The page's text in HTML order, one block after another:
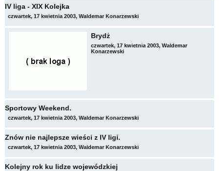
IV liga - XIX Kolejka
czwartek, 17 kwietnia 2003, Waldemar Konarzewski
Brydż
czwartek, 17 kwietnia 2003, Waldemar
Konarzewski
Sportowy Weekend.
czwartek, 17 kwietnia 2003, Waldemar Konarzewski
Znów nie najlepsze wieści z IV ligi.
czwartek, 17 kwietnia 2003, Waldemar Konarzewski
Kolejny rok ku lidze wojewódzkiej